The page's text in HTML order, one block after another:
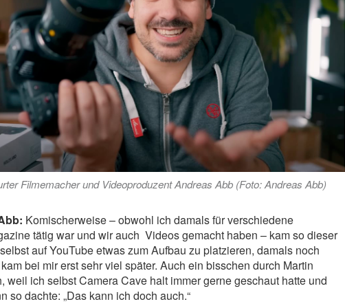
Filmemacher und Videoproduzent Andreas Abb (Foto: Andreas Abb)
Komischerweise – obwohl ich damals für verschiedene
tätig war und wir auch ­ Videos gemacht haben – kam so dieser
auf YouTube etwas zum Aufbau zu platzieren, damals noch
bei mir erst sehr viel später. Auch ein bisschen durch Martin
weil ich selbst Camera Cave halt immer gerne geschaut hatte und
so dachte: „Das kann ich doch auch.“